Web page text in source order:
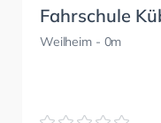
Fahrschule
Weilheim- 0m